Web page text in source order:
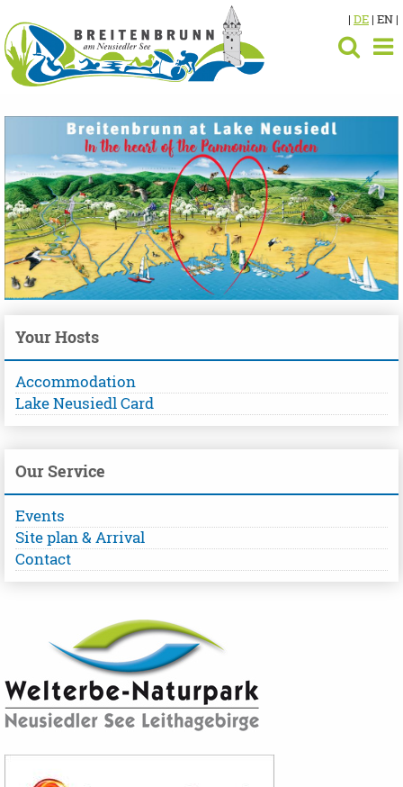
| DE| EN |
Your Hosts
Accommodation
Lake Neusiedl Card
Our Service
Events
Site plan & Arrival
Contact